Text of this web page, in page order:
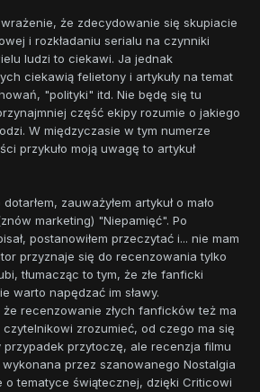
że zdecydowanie się skupiacie
i rozkładaniu serialu na czynniki
ludzi to ciekawi. Ja jednak
ciekawią felietony i artykuły na temat
"polityki" itd. Nie będę się tu
część ekipy rozumie o jakiego
W międzyczasie w tym numerze
przykuło moją uwagę to artykuł
zauważyłem artykuł o mało
marketing) "Niepamięć". Po
postanowiłem przeczytać i... nie mam
przyznaje się do recenzowania tylko
tłumacząc to tym, że złe fanficki
warto napędzać im sławy.
recenzowanie złych fanficków też ma
zrozumieć, od czego ma się
przypadek przytoczę, ale recenzja filmu
przez szanowanego Nostalgia
o tematyce świątecznej, dzięki Criticowi